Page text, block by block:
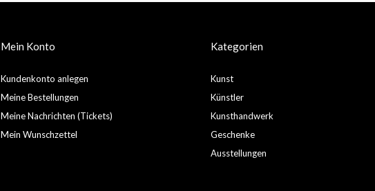
Mein Konto
Kundenkonto anlegen
Meine Bestellungen
Meine Nachrichten (Tickets)
Mein Wunschzettel
Kategorien
Kunst
Künstler
Kunsthandwerk
Geschenke
Ausstellungen